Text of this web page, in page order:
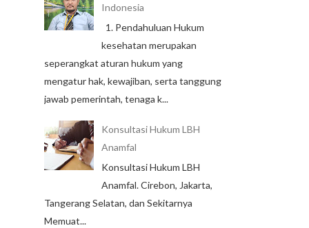
Indonesia
1. Pendahuluan Hukum
kesehatan merupakan
seperangkat aturan hukum yang
mengatur hak, kewajiban, serta tanggung
jawab pemerintah, tenaga k...
Konsultasi Hukum LBH
Anamfal
Konsultasi Hukum LBH
Anamfal. Cirebon, Jakarta,
Tangerang Selatan, dan Sekitarnya
Memuat...